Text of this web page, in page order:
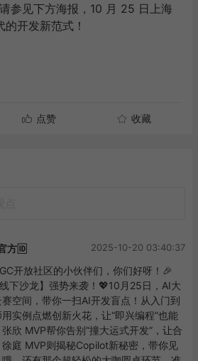
参见下方海报，10 月 25 日上海
开发新范式！
点赞 收藏
方🆔 2025-10-20 03:40:37
开放社区的小伙伴们，你们好呀！🎉
下沙龙】强势来袭！💖10月25日，AI大
空间，带你一扫AI开发盲点！从入门到
实例点燃创新火花，让“即兴编程”也能
欣 MVP帮你告别“撞大运式开发”，让合
庭 MVP则揭秘Copilot新秘密，带你见